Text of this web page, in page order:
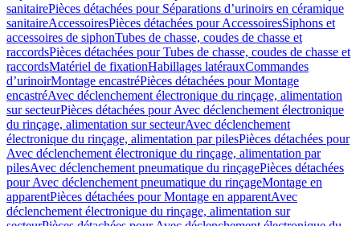
sanitairePièces détachées pour Séparations d’urinoirs en céramique
sanitaireAccessoiresPièces détachées pour AccessoiresSiphons et
accessoires de siphonTubes de chasse, coudes de chasse et
raccordsPièces détachées pour Tubes de chasse, coudes de chasse et
raccordsMatériel de fixationHabillages latérauxCommandes
dʼurinoirMontage encastréPièces détachées pour Montage
encastréAvec déclenchement électronique du rinçage, alimentation
sur secteurPièces détachées pour Avec déclenchement électronique
du rinçage, alimentation sur secteurAvec déclenchement
électronique du rinçage, alimentation par pilesPièces détachées pour
Avec déclenchement électronique du rinçage, alimentation par
pilesAvec déclenchement pneumatique du rinçagePièces détachées
pour Avec déclenchement pneumatique du rinçageMontage en
apparentPièces détachées pour Montage en apparentAvec
déclenchement électronique du rinçage, alimentation sur